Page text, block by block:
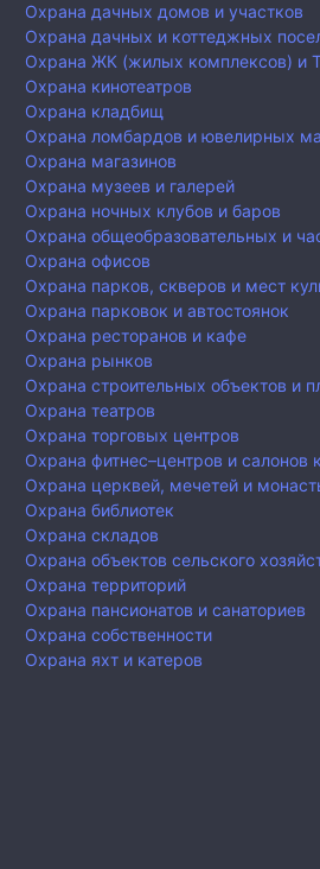
Охрана дачных домов и участков
Охрана дачных и коттеджных
Охрана ЖК (жилых комплексов) и
Охрана кинотеатров
Охрана кладбищ
Охрана ломбардов и ювелирных
Охрана магазинов
Охрана музеев и галерей
Охрана ночных клубов и баров
Охрана общеобразовательных и
Охрана офисов
Охрана парков, скверов и мест
Охрана парковок и автостоянок
Охрана ресторанов и кафе
Охрана рынков
Охрана строительных объектов и
Охрана театров
Охрана торговых центров
Охрана фитнес–центров и салонов
Охрана церквей, мечетей и
Охрана библиотек
Охрана складов
Охрана объектов сельского
Охрана территорий
Охрана пансионатов и санаториев
Охрана собственности
Охрана яхт и катеров